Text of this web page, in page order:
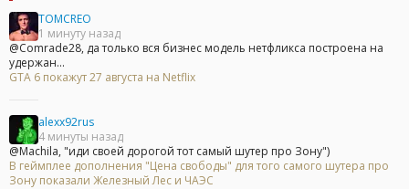
TOMCREO
1 минуту назад
@Comrade28, да только вся бизнес модель нетфликса построена на
удержан...
GTA 6 покажут 27 августа на Netflix
alexx92rus
4 минуты назад
@Machila, "иди своей дорогой тот самый шутер про Зону")
В геймплее дополнения "Цена свободы" для того самого шутера про
Зону показали Железный Лес и ЧАЭС